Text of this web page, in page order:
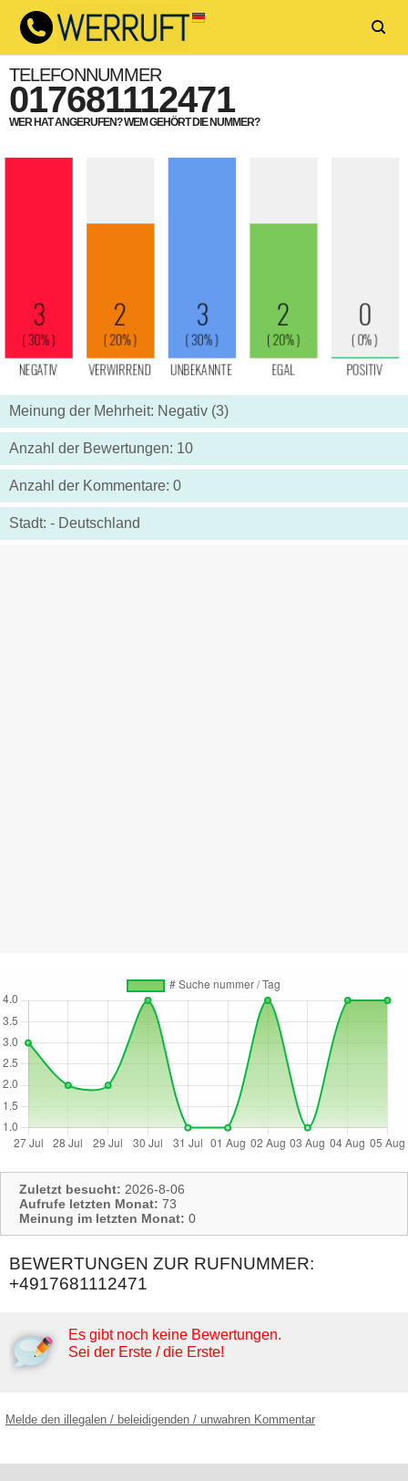
TELEFONNUMMER
017681112471
WER HAT ANGERUFEN? WEM GEHÖRT DIE NUMMER?
Meinung der Mehrheit: Negativ (3)
Anzahl der Bewertungen: 10
Anzahl der Kommentare: 0
Stadt: - Deutschland
Zuletzt besucht: 2026-8-06
Aufrufe letzten Monat: 73
Meinung im letzten Monat: 0
BEWERTUNGEN ZUR RUFNUMMER:
+4917681112471
Es gibt noch keine Bewertungen.
Sei der Erste / die Erste!
Melde den illegalen / beleidigenden / unwahren Kommentar